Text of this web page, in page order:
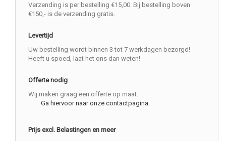
Verzending is per bestelling €15,00. Bij bestelling boven
€150,- is de verzending gratis.
Levertijd
Uw bestelling wordt binnen 3 tot 7 werkdagen bezorgd!
Heeft u spoed, laat het ons dan weten!
Offerte nodig
Wij maken graag een offerte op maat.
Ga hiervoor naar onze contactpagina.
Prijs excl. Belastingen en meer